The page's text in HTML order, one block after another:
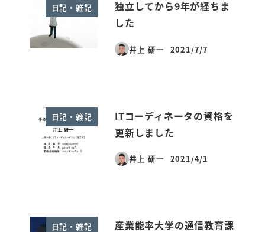
日記・雑記
独立してから9年が経ちま
した
井上 研一
投稿日
2021/7/7
日記・雑記
ITコーディネータの資格を
更新しました
井上 研一
投稿日
2021/4/1
日記・雑記
産業能率大学の通信教育課